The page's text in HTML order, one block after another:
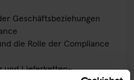
Geschäftsbeziehungen
die Rolle der Compliance
und Lieferketten-